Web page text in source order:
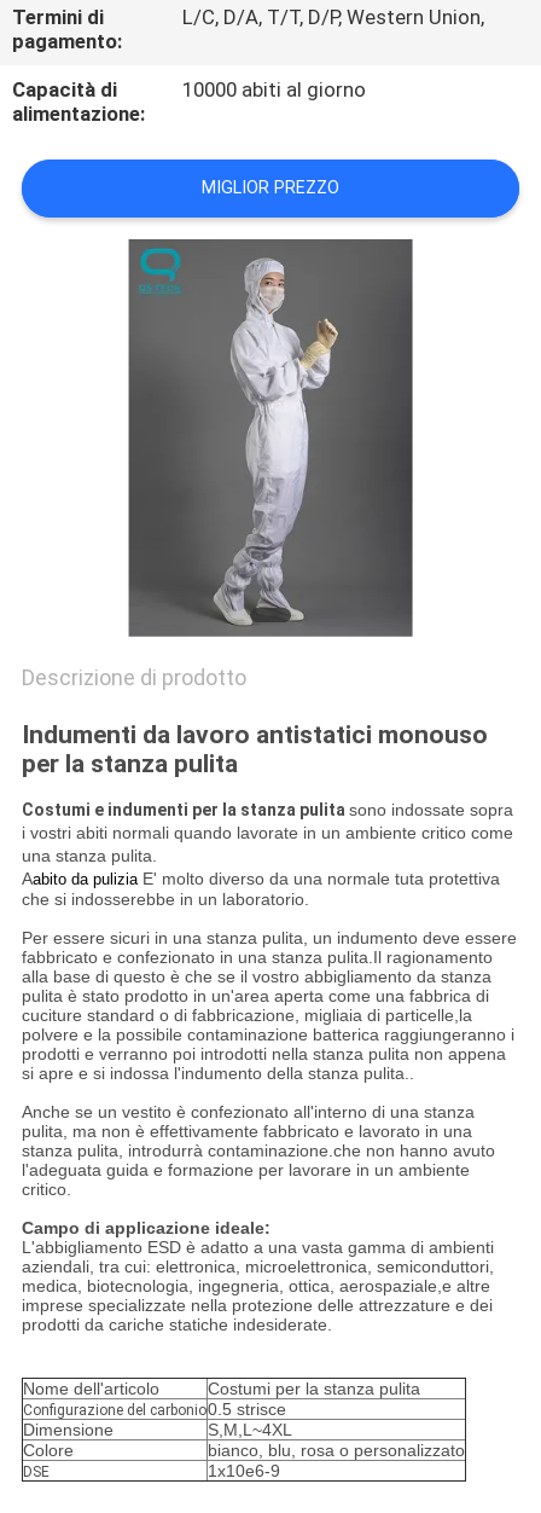
NOTIZIE
RICHIEDA
CITAZIONE
Termini di
pagamento:
L/C, D/A, T/T, D/P, Western Union,
Capacità di
alimentazione:
10000 abiti al giorno
MIGLIOR PREZZO
Descrizione di prodotto
Indumenti da lavoro antistatici monouso
per la stanza pulita
Costumi e indumenti per la stanza pulitasono indossate sopra
i vostri abiti normali quando lavorate in un ambiente critico come
una stanza pulita.
Aabito da pulizia E' molto diverso da una normale tuta protettiva
che si indosserebbe in un laboratorio.
Per essere sicuri in una stanza pulita, un indumento deve essere
fabbricato e confezionato in una stanza pulita.Il ragionamento
alla base di questo è che se il vostro abbigliamento da stanza
pulita è stato prodotto in un'area aperta come una fabbrica di
cuciture standard o di fabbricazione, migliaia di particelle,la
polvere e la possibile contaminazione batterica raggiungeranno i
prodotti e verranno poi introdotti nella stanza pulita non appena
si apre e si indossa l'indumento della stanza pulita..
Anche se un vestito è confezionato all'interno di una stanza
pulita, ma non è effettivamente fabbricato e lavorato in una
stanza pulita, introdurrà contaminazione.che non hanno avuto
l'adeguata guida e formazione per lavorare in un ambiente
critico.
Campo di applicazione ideale:
L'abbigliamento ESD è adatto a una vasta gamma di ambienti
aziendali, tra cui: elettronica, microelettronica, semiconduttori,
medica, biotecnologia, ingegneria, ottica, aerospaziale,e altre
imprese specializzate nella protezione delle attrezzature e dei
prodotti da cariche statiche indesiderate.
Nome dell'articolo Costumi per la stanza pulita
Configurazione del carbonio0.5 strisce
Dimensione
S,M,L~4XL
Colore
bianco, blu, rosa o personalizzato
DSE 1x10e6-9